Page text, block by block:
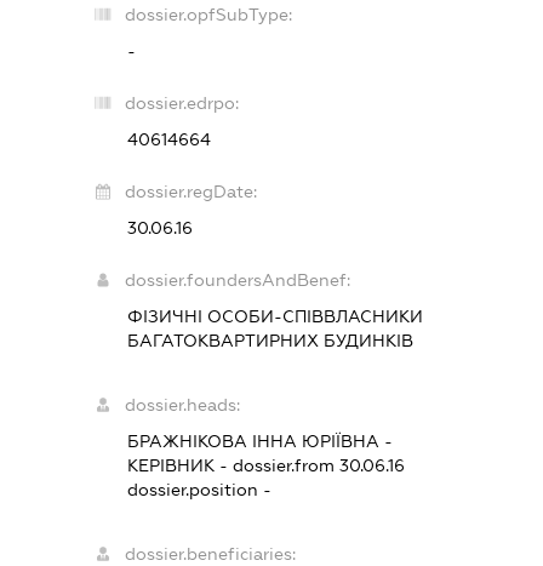
dossier.opfSubType:
-
dossier.edrpo:
40614664
dossier.regDate:
30.06.16
dossier.foundersAndBenef:
ФІЗИЧНІ ОСОБИ-СПІВВЛАСНИКИ
БАГАТОКВАРТИРНИХ БУДИНКІВ
dossier.heads:
БРАЖНІКОВА ІННА ЮРІЇВНА -
КЕРІВНИК- dossier.from 30.06.16
dossier.position -
dossier.beneficiaries: